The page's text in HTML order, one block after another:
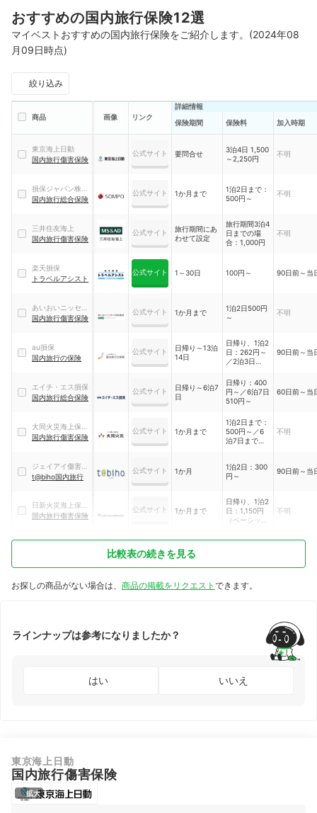
おすすめの国内旅行保険12選
マイベストおすすめの国内旅行保険をご紹介します。(2024年08
月09日時点)
絞り込み
商品 画像 リンク
詳細情報
保険期間
保険料 加入時期
東京海上日動
国内旅行傷害保険
公式サイト 要問合せ
3泊4日 1,500
～2,250円
不明
損保ジャパン株式
会社
国内旅行総合保険
公式サイト 1か月まで
1泊2日まで：
500円～
不明
三井住友海上
国内旅行傷害保険
公式サイト
旅行期間にあ
わせて設定
旅行期間3泊4
日までの場
合：1,000円
不明
楽天損保
トラベルアシスト
公式サイト 1～30日 100円～ 90日前～当
あいおいニッセイ
同和損保
国内旅行傷害保険
公式サイト 1か月まで
1泊2日500円
～
不明
au損保
国内旅行の保険
公式サイト
日帰り～13泊
14日
日帰り、1泊2
日：262円～
／2泊3日、3
～／4泊5日
~6泊7日：
443円～／7
泊8日~13泊
～
90日前～当
エイチ・エス損保
国内旅行総合保険
公式サイト
日帰り～6泊7
日
日帰り：400
円～／6泊7日
510円～
60日前～当
大同火災海上保険
株式会社
国内旅行傷害保険
公式サイト 1か月まで
1泊2日まで：
500円～／6
泊7日まで：
1,000円～な
ど
不明
ジェイアイ傷害火
災保険
t@biho国内旅行
公式サイト 1か月
1泊2日：300
円～
90日前～当
日新火災海上保険
株式会社
国内旅行傷害保険
公式サイト 1か月まで
日帰り、1泊2
日：1,150円
（ベーシッ
（スリム）／
ーシック）、
ム）
不明
比較表の続きを見る
お探しの商品がない場合は、 商品の掲載をリクエスト できます。
ラインナップは参考になりましたか？
はい いいえ
東京海上日動
国内旅行傷害保険
拡大